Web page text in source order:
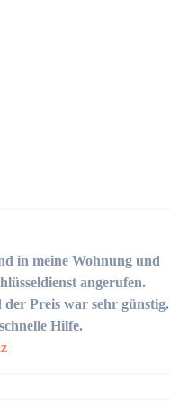
in meine Wohnung und
angerufen.
der Preis war sehr günstig.
Hilfe.